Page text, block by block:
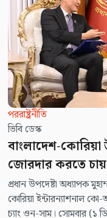
পররাষ্ট্রনীতি
ভিবি ডেস্ক
বাংলাদেশ-
জোরদার করতে চায়
প্রধান উপদেষ্টা অধ্যাপক
কোরিয়া ইন্টারন্যাশনাল
চ্যাং ওন-সাম। সোমবার (১